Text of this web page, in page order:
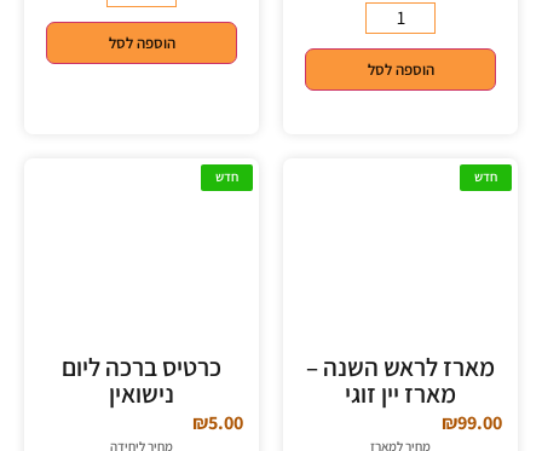
הוספה לסל
הוספה לסל
חדש
מארז לראש השנה –
מארז יין זוגי
₪99.00
מחיר למארז
חדש
כרטיס ברכה ליום
נישואין
₪5.00
מחיר ליחידה